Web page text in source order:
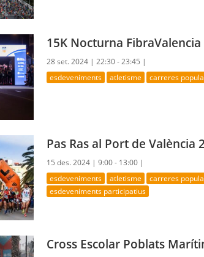
15K Nocturna FibraValencia
28 set. 2024 |22:30 - 23:45 |
esdeveniments atletisme carreres
Pas Ras al Port de València
15 des. 2024 |9:00 - 13:00 |
esdeveniments atletisme carreres
esdeveniments participatius
Cross Escolar Poblats